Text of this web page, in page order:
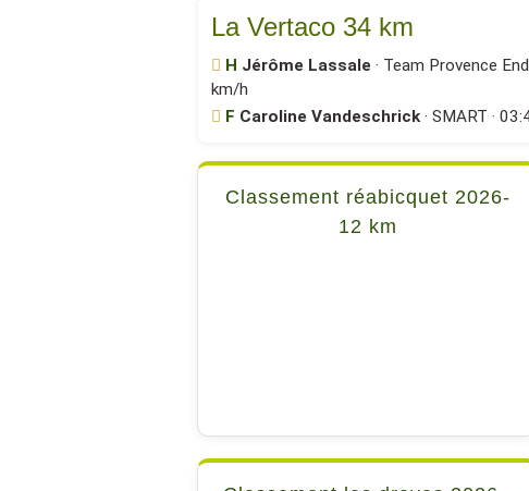
La Vertaco 34 km
H Jérôme Lassale · Team Provence
km/h
F Caroline Vandeschrick· SMART ·
Classement réabicquet 2026-
12 km